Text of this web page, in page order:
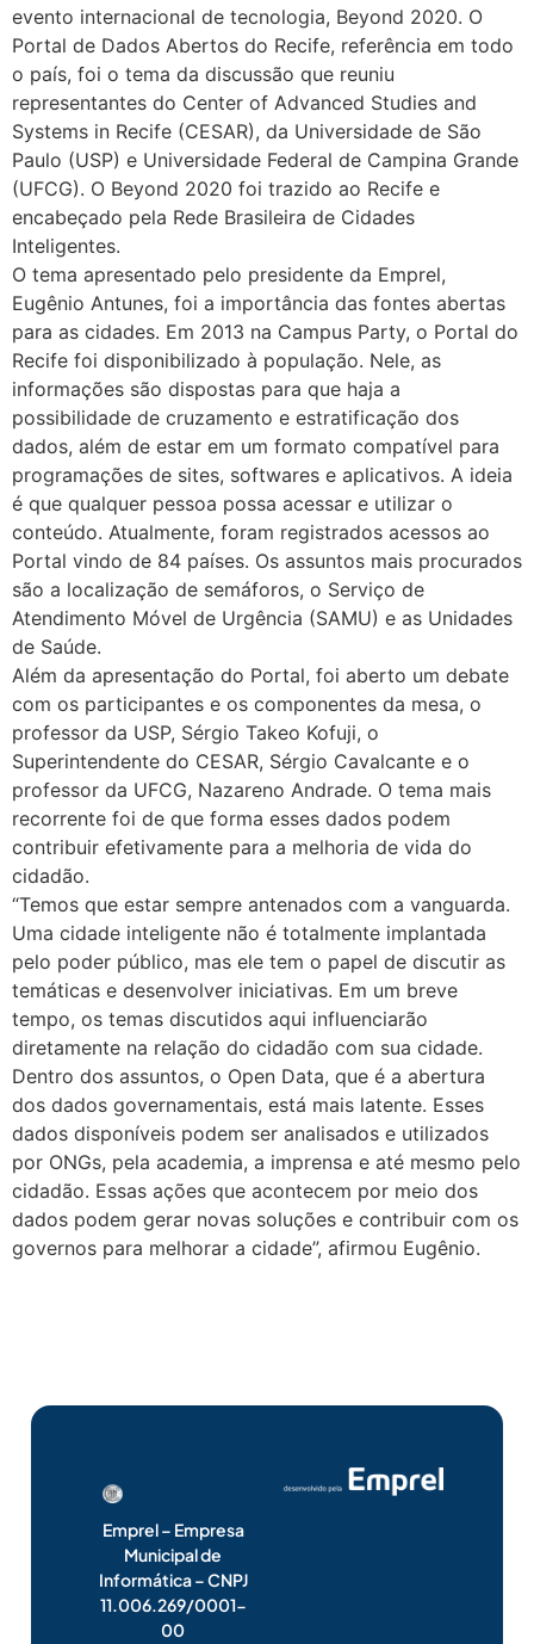
evento internacional de tecnologia, Beyond 2020. O
Portal de Dados Abertos do Recife, referência em todo
o país, foi o tema da discussão que reuniu
representantes do Center of Advanced Studies and
Systems in Recife (CESAR), da Universidade de São
Paulo (USP) e Universidade Federal de Campina Grande
(UFCG). O Beyond 2020 foi trazido ao Recife e
encabeçado pela Rede Brasileira de Cidades
Inteligentes.
O tema apresentado pelo presidente da Emprel,
Eugênio Antunes, foi a importância das fontes abertas
para as cidades. Em 2013 na Campus Party, o Portal do
Recife foi disponibilizado à população. Nele, as
informações são dispostas para que haja a
possibilidade de cruzamento e estratificação dos
dados, além de estar em um formato compatível para
programações de sites, softwares e aplicativos. A ideia
é que qualquer pessoa possa acessar e utilizar o
conteúdo. Atualmente, foram registrados acessos ao
Portal vindo de 84 países. Os assuntos mais procurados
são a localização de semáforos, o Serviço de
Atendimento Móvel de Urgência (SAMU) e as Unidades
de Saúde.
Além da apresentação do Portal, foi aberto um debate
com os participantes e os componentes da mesa, o
professor da USP, Sérgio Takeo Kofuji, o
Superintendente do CESAR, Sérgio Cavalcante e o
professor da UFCG, Nazareno Andrade. O tema mais
recorrente foi de que forma esses dados podem
contribuir efetivamente para a melhoria de vida do
cidadão.
“Temos que estar sempre antenados com a vanguarda.
Uma cidade inteligente não é totalmente implantada
pelo poder público, mas ele tem o papel de discutir as
temáticas e desenvolver iniciativas. Em um breve
tempo, os temas discutidos aqui influenciarão
diretamente na relação do cidadão com sua cidade.
Dentro dos assuntos, o Open Data, que é a abertura
dos dados governamentais, está mais latente. Esses
dados disponíveis podem ser analisados e utilizados
por ONGs, pela academia, a imprensa e até mesmo pelo
cidadão. Essas ações que acontecem por meio dos
dados podem gerar novas soluções e contribuir com os
governos para melhorar a cidade”, afirmou Eugênio.
Emprel – Empresa
Municipal de
Informática – CNPJ
11.006.269/0001-
00